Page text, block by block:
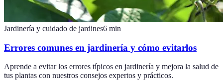
Jardinería y cuidado de jardines6 min
Errores comunes en jardinería y cómo evitarlos
Aprende a evitar los errores típicos en jardinería y mejora la salud de
tus plantas con nuestros consejos expertos y prácticos.